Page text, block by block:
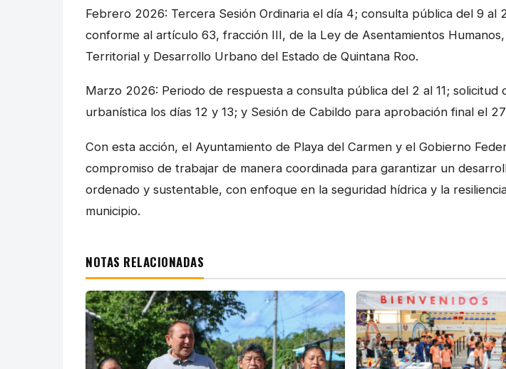
Febrero 2026: Tercera Sesión Ordinaria el día 4; consulta pública del 9 al
conforme al artículo 63, fracción III, de la Ley de Asentamientos
Territorial y Desarrollo Urbano del Estado de Quintana Roo.
Marzo 2026: Periodo de respuesta a consulta pública del 2 al 11; solicitud
urbanística los días 12 y 13; y Sesión de Cabildo para aprobación final el
Con esta acción, el Ayuntamiento de Playa del Carmen y el Gobierno
compromiso de trabajar de manera coordinada para garantizar un
ordenado y sustentable, con enfoque en la seguridad hídrica y la
municipio.
NOTAS RELACIONADAS